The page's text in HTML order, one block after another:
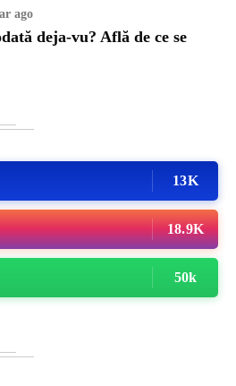
ago
deja-vu? Află de ce se
13K
18.9K
50k